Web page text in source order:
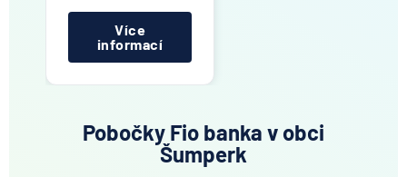
Více
informací
Pobočky Fio banka v obci
Šumperk